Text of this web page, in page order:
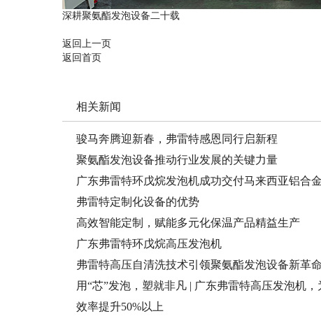
深耕聚氨酯发泡设备二十载
返回上一页
返回首页
相关新闻
骏马奔腾迎新春，弗雷特感恩同行启新程
聚氨酯发泡设备推动行业发展的关键力量
广东弗雷特环戊烷发泡机成功交付马来西亚铝合
弗雷特定制化设备的优势
高效智能定制，赋能多元化保温产品精益生产
广东弗雷特环戊烷高压发泡机
弗雷特高压自清洗技术引领聚氨酯发泡设备新革命
用“芯”发泡，塑就非凡 | 广东弗雷特高压发泡机
内饰注入灵魂
效率提升50%以上